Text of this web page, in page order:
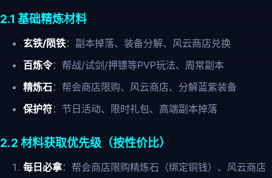
2.1 基础精炼材料
玄铁/陨铁：副本掉落、装备分解、风云商店兑换
百炼令：帮战/试剑/押镖等PVP玩法、周常副本
精炼石：帮会商店限购、风云商店、分解蓝紫装备
保护符：节日活动、限时礼包、高端副本掉落
2.2 材料获取优先级（按性价比）
每日必拿：帮会商店限购精炼石（绑定铜钱）、风云商店